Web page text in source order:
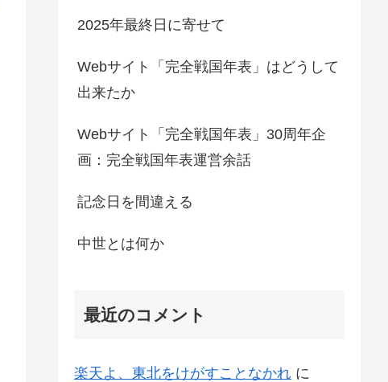
2025年最終日に寄せて
Webサイト「完全戦国年表」はどうして
出来たか
Webサイト「完全戦国年表」30周年企
画：完全戦国年表運営余話
記念日を間違える
中世とは何か
最近のコメント
楽天よ、東北をけがすことなかれ に